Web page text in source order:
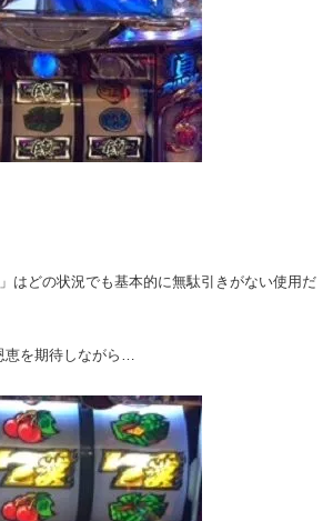
はどの状況でも基本的に無駄引きがない使用だ
恵を期待しながら…